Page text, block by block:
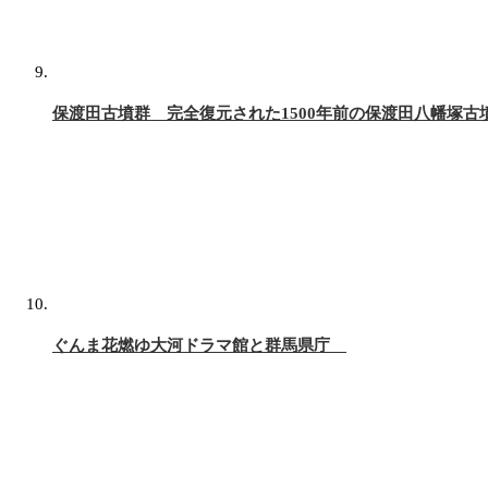
保渡田古墳群 完全復元された1500年前の保渡田八幡塚古
ぐんま花燃ゆ大河ドラマ館と群馬県庁